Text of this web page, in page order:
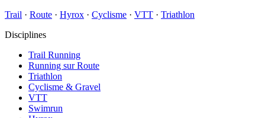
Trail · Route · Hyrox · Cyclisme · VTT · Triathlon
Disciplines
Trail Running
Running sur Route
Triathlon
Cyclisme & Gravel
VTT
Swimrun